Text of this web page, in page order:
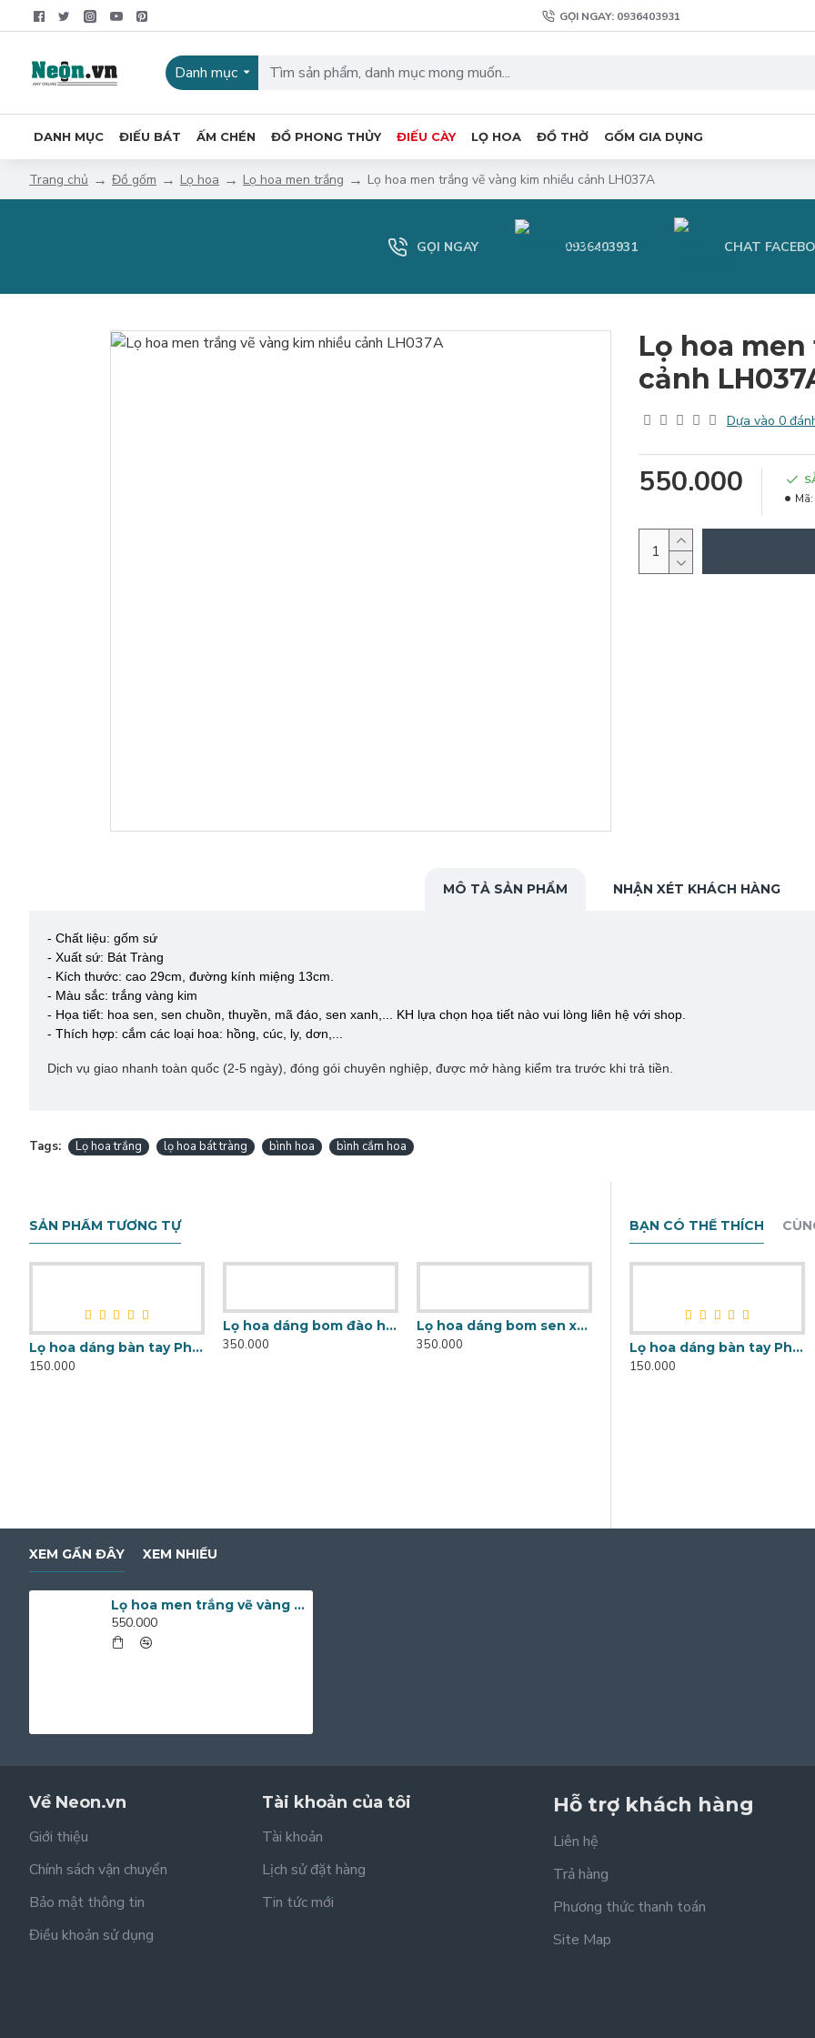
GỌI NGAY: 0936403931
Danh mục
DANH MỤC ĐIẾU BÁT ẤM CHÉN ĐỒ PHONG THỦY ĐIẾU CÀY LỌ HOA ĐỒ THỜ GỐM GIA DỤNG
Trang chủ Đồ gốm Lọ hoa Lọ hoa men trắng Lọ hoa men trắng vẽ vàng kim nhiều cảnh LH037A
GỌI NGAY 0936403931 CHAT
Lọ hoa
cảnh
Dựa vào 0
550.000
Mã:
MÔ TẢ SẢN PHẨM NHẬN XÉT KHÁCH HÀNG
- Chất liệu: gốm sứ
- Xuất sứ: Bát Tràng
- Kích thước: cao 29cm, đường kính miệng 13cm.
- Màu sắc: trắng vàng kim
- Họa tiết: hoa sen, sen chuồn, thuyền, mã đáo, sen xanh,... KH lựa chọn họa tiết nào vui lòng liên hệ với shop.
- Thích hợp: cắm các loại hoa: hồng, cúc, ly, dơn,...
Dịch vụ giao nhanh toàn quốc (2-5 ngày), đóng gói chuyên nghiệp, được mở hàng kiểm tra trước khi trả tiền.
Tags: Lọ hoa trắng lọ hoa bát tràng bình hoa bình cắm hoa
SẢN PHẨM TƯƠNG TỰ
Lọ hoa dáng bàn tay Phật trơn trắng khử LH031
150.000
Lọ hoa dáng bom đào hạc LH035A
350.000
Lọ hoa dáng bom sen xanh LH035C
350.000
BẠN CÓ THỂ THÍCH
Lọ hoa dáng bàn tay Phật trơn trắng khử LH031
150.000
XEM GẦN ĐÂY XEM NHIỀU
Lọ hoa men trắng vẽ vàng kim nhiều cảnh LH037A
550.000
Về Neon.vn
Giới thiệu
Chính sách vận chuyển
Bảo mật thông tin
Điều khoản sử dụng
Tài khoản của tôi
Tài khoản
Lịch sử đặt hàng
Tin tức mới
Hỗ trợ khách hàng
Liên hệ
Trả hàng
Phương thức thanh toán
Site Map